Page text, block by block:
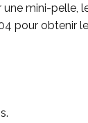
mini-pelle,
pour obtenir